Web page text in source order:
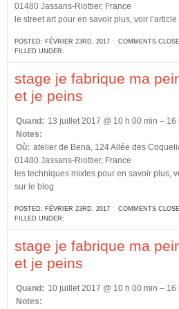
01480 Jassans-Riottier, France
le street art pour en savoir plus, voir
POSTED: FÉVRIER 23RD, 2017 ˑ COMMENTS
FILLED UNDER:
stage je fabrique ma
et je peins
Quand: 13 juillet 2017 @ 10 h 00 min – 16
Notes:
Où: atelier de Bena, 124 Allée des
01480 Jassans-Riottier, France
les techniques mixtes pour en savoir plus,
sur le blog
POSTED: FÉVRIER 23RD, 2017 ˑ COMMENTS
FILLED UNDER:
stage je fabrique ma
et je peins
Quand: 10 juillet 2017 @ 10 h 00 min – 16
Notes: